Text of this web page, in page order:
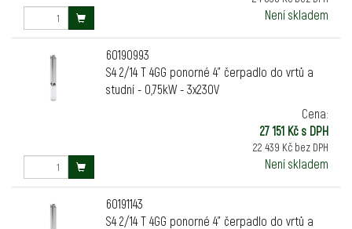
Není skladem
60190993
S4 2/14 T 4GG ponorné 4" čerpadlo do vrtů a
studní - 0,75kW - 3x230V
Cena:
27 151 Kč s DPH
22 439 Kč bez DPH
Není skladem
60191143
S4 2/14 T 4GG ponorné 4" čerpadlo do vrtů a